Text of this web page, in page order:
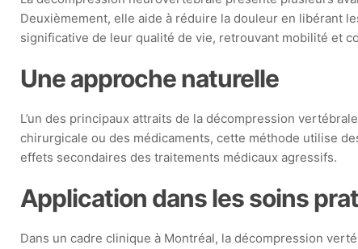
Deuxièmement, elle aide à réduire la douleur en libérant
significative de leur qualité de vie, retrouvant mobilité et
Une approche naturelle
L’un des principaux attraits de la décompression
chirurgicale ou des médicaments, cette méthode utilise
effets secondaires des traitements médicaux agressifs.
Application dans les soins
Dans un cadre clinique à Montréal, la décompression